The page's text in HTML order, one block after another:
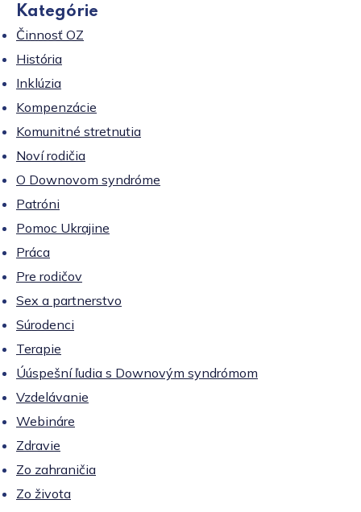
Kategórie
Činnosť OZ
História
Inklúzia
Kompenzácie
Komunitné stretnutia
Noví rodičia
O Downovom syndróme
Patróni
Pomoc Ukrajine
Práca
Pre rodičov
Sex a partnerstvo
Súrodenci
Terapie
Úúspešní ľudia s Downovým syndrómom
Vzdelávanie
Webináre
Zdravie
Zo zahraničia
Zo života